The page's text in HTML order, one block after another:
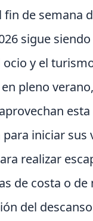
de semana
sigue
ocio y el
pleno
esta
iniciar sus
realizar
de costa o de
del